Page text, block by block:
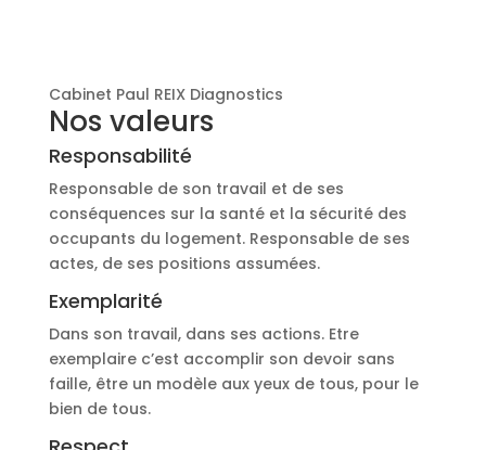
Cabinet Paul REIX Diagnostics
Nos valeurs
Responsabilité
Responsable de son travail et de ses
conséquences sur la santé et la sécurité des
occupants du logement. Responsable de ses
actes, de ses positions assumées.
Exemplarité
Dans son travail, dans ses actions. Etre
exemplaire c’est accomplir son devoir sans
faille, être un modèle aux yeux de tous, pour le
bien de tous.